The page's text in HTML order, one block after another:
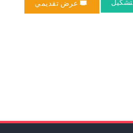
عرض تقديمي